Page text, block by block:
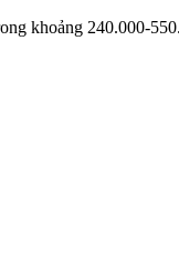
khoảng 240.000-